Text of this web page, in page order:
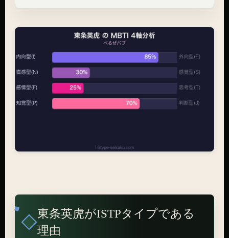
東条英虎がISTPタイプである
理由